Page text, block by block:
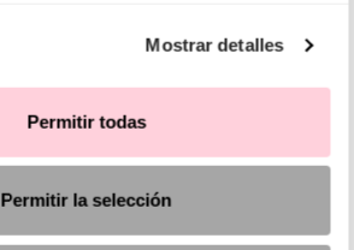
Mostrar detalles
Permitir todas
Permitir la selección